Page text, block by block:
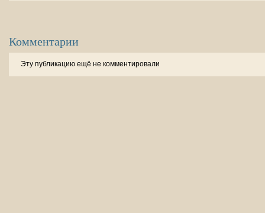
Комментарии
Эту публикацию ещё не комментировали